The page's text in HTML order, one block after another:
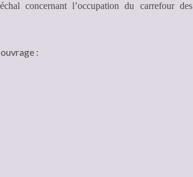
concernant l’occupation du carrefour des
: